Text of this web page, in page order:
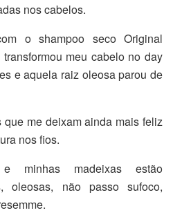
nos cabelos.
o shampoo seco Original
meu cabelo no day
e aquela raiz oleosa parou de
me deixam ainda mais feliz
nos fios.
minhas madeixas estão
oleosas, não passo sufoco,